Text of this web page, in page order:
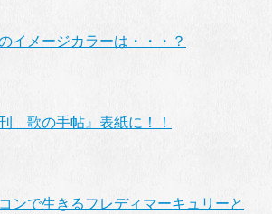
イメージカラーは・・・？
歌の手帖』表紙に！！
ンで生きるフレディマーキュリーと